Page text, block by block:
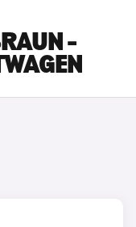
-